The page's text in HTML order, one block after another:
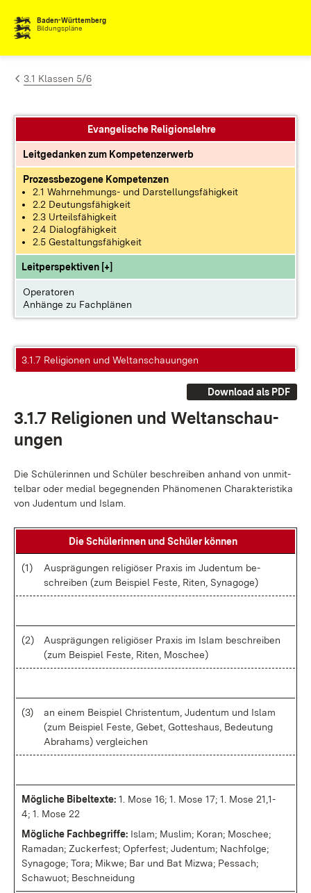
Zum Inhalt springen
Baden-Württemberg
Bildungspläne
3.1 Klassen 5/6
Evangelische Religionslehre
Leitgedanken zum Kompetenzerwerb
Prozessbezogene Kompetenzen
2.1 Wahrnehmungs- und Darstellungsfähigkeit
2.2 Deutungsfähigkeit
2.3 Urteilsfähigkeit
2.4 Dialogfähigkeit
2.5 Gestaltungsfähigkeit
Leitperspektiven [+]
Operatoren
Anhänge zu Fachplänen
3.1.7 Religionen und Weltanschauungen
Download als PDF
3.1.7 Re­li­gio­nen und Welt­an­schau­
un­gen
Die Schü­le­rin­nen und Schü­ler be­schrei­ben an­hand von un­mit­
tel­bar oder me­di­al be­geg­nen­den Phä­no­me­nen Cha­rak­te­ris­ti­ka
von Ju­den­tum und Is­lam.
Die Schü­le­rin­nen und Schü­ler kön­nen
(1)
Aus­prä­gun­gen re­li­giö­ser Pra­xis im Ju­den­tum be­
schrei­ben (zum Bei­spiel Fes­te, Ri­ten, Sy­nago­ge)
(2)
Aus­prä­gun­gen re­li­giö­ser Pra­xis im Is­lam be­schrei­ben
(zum Bei­spiel Fes­te, Ri­ten, Mo­schee)
(3)
an ei­nem Bei­spiel Chris­ten­tum, Ju­den­tum und Is­lam
(zum Bei­spiel Fes­te, Ge­bet, Got­tes­haus, Be­deu­tung
Abra­hams) ver­glei­chen
Mög­li­che Bi­bel­tex­te: 1. Mo­se 16; 1. Mo­se 17; 1. Mo­se 21,1-
4; 1. Mo­se 22
Mög­li­che Fach­be­grif­fe: Is­lam; Mus­lim; Ko­ran; Mo­schee;
Ra­ma­dan; Zu­cker­fest; Op­fer­fest; Ju­den­tum; Nach­fol­ge;
Sy­nago­ge; To­ra; Mik­we; Bar und Bat Miz­wa; Pes­sach;
Scha­wuot; Be­schnei­dung